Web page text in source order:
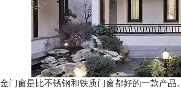
门窗是比不锈钢和铁质门窗都好的一款产